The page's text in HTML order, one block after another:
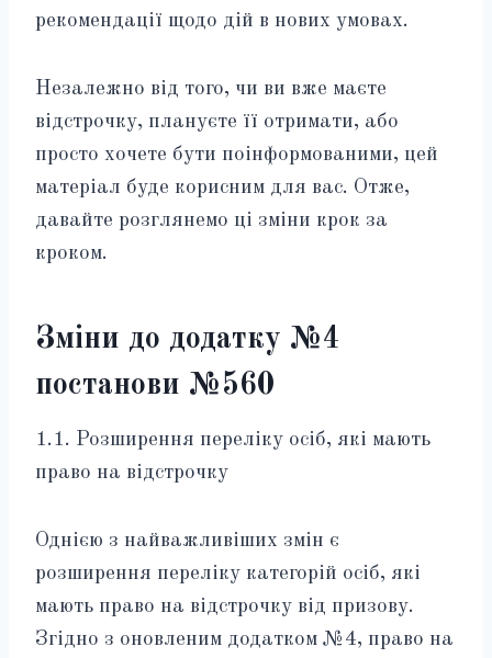
рекомендації щодо дій в нових умовах.
Незалежно від того, чи ви вже маєте
відстрочку, плануєте її отримати, або
просто хочете бути поінформованими, цей
матеріал буде корисним для вас. Отже,
давайте розглянемо ці зміни крок за
кроком.
Зміни до додатку №4
постанови №560
1.1. Розширення переліку осіб, які мають
право на відстрочку
Однією з найважливіших змін є
розширення переліку категорій осіб, які
мають право на відстрочку від призову.
Згідно з оновленим додатком №4, право на